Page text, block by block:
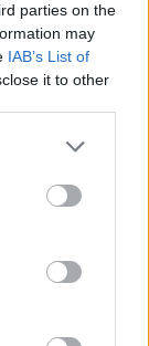
parties on the
may
IAB’s List of
it to other
more Google
may click to
tags to
Google